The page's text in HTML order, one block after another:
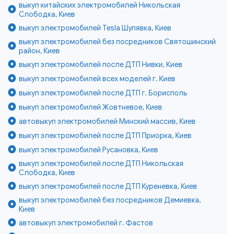
выкуп китайских электромобилей Никольская
Слободка, Киев
выкуп электромобилей Tesla Шулявка, Киев
выкуп электромобилей без посредников Святошинский
район, Киев
выкуп электромобилей после ДТП Нивки, Киев
выкуп электромобилей всех моделей г. Киев
выкуп электромобилей после ДТП г. Борисполь
выкуп электромобилей Жовтневое, Киев
автовыкуп электромобилей Минский массив, Киев
выкуп электромобилей после ДТП Приорка, Киев
выкуп электромобилей Русановка, Киев
выкуп электромобилей после ДТП Никольская
Слободка, Киев
выкуп электромобилей после ДТП Куреневка, Киев
выкуп электромобилей без посредников Демиевка,
Киев
автовыкуп электромобилей г. Фастов